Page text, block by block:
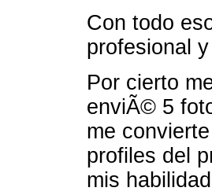
Con todo
profesional
Por cierto
enviÃ© 5
me
profiles del
mis